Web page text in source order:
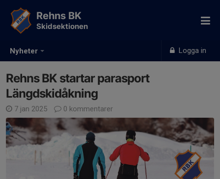
Nyheter Logga in
Rehns BK
Skidsektionen
Rehns BK startar parasport
Längdskidåkning
7 jan 2025 0 kommentarer